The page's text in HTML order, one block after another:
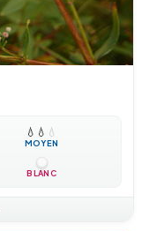
💧 💧 💧
MOYEN
BLANC